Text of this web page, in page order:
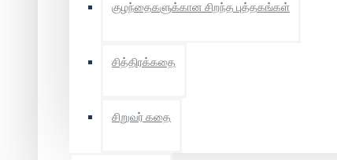
குழந்தைகளுக்கான சிறந்த புத்தகங்கள்
சித்திரக்கதை
சிறுவர் கதை